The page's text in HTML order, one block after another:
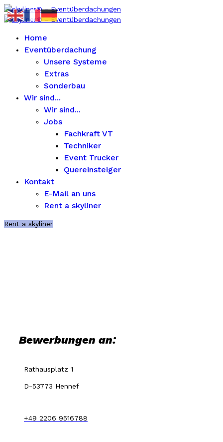
Home
Eventüberdachung
Unsere Systeme
Extras
Sonderbau
Wir sind...
Wir sind...
Jobs
Fachkraft VT
Techniker
Event Trucker
Quereinsteiger
Kontakt
E-Mail an uns
Rent a skyliner
Rent a skyliner
Bewerbungen an:
Rathausplatz 1
D-53773 Hennef
+49 2206 9516788